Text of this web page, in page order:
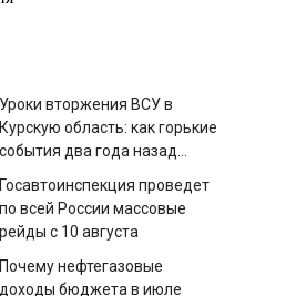
Уроки вторжения ВСУ в
Курскую область: как горькие
события два года назад
российскую армию
Госавтоинспекция проведет
по всей России массовые
рейды с 10 августа
Почему нефтегазовые
доходы бюджета в июле